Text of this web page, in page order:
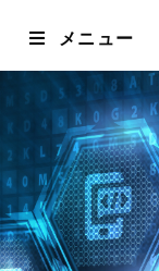
メニュー